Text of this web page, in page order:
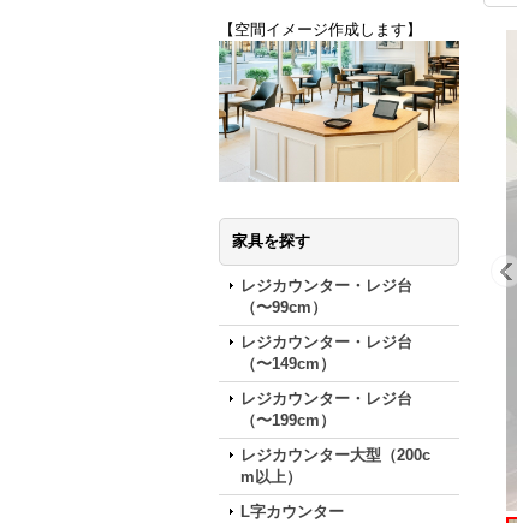
【空間イメージ作成します】
家具を探す
レジカウンター・レジ台
（〜99cm）
レジカウンター・レジ台
（〜149cm）
レジカウンター・レジ台
（〜199cm）
レジカウンター大型（200c
m以上）
L字カウンター